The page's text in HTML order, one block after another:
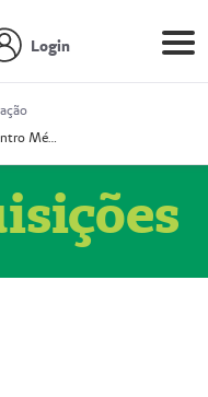
Login
Prestador Centro Médico Vitória Ltda, 51004350-4: Centro Médico Vitória Ltda (Nome Fantasia: Policlínica Master)